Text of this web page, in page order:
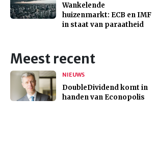
Wankelende
huizenmarkt: ECB en IMF
in staat van paraatheid
Meest recent
NIEUWS
DoubleDividend komt in
handen van Econopolis